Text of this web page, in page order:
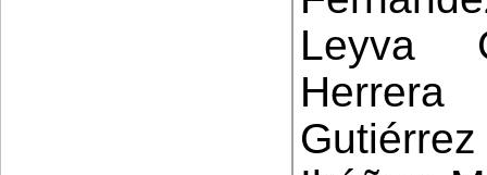
Leyva